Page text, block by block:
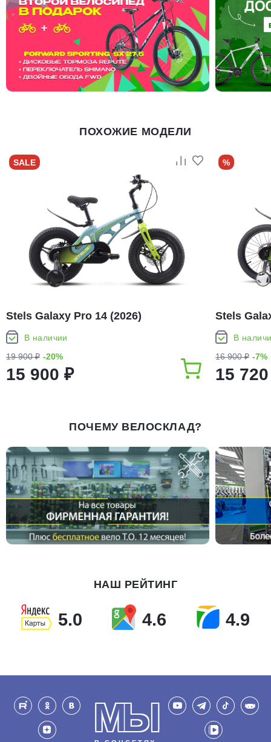
ПОХОЖИЕ МОДЕЛИ
SALE
Stels Galaxy Pro 14 (2026)
В наличии
19 900 ₽ -20%
15 900 ₽
%
Stels
В
16 900 ₽ -7%
15
ПОЧЕМУ ВЕЛОСКЛАД?
НАШ РЕЙТИНГ
5.0 4.6 4.9
МЫ